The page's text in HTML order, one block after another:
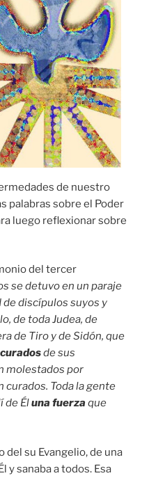
de nuestro
palabras sobre el Poder
luego reflexionar sobre
del tercer
se detuvo en un paraje
discípulos suyos y
de toda Judea, de
de Tiro y de Sidón, que
de sus
molestados por
Toda la gente
de Éluna fuerza que
del su Evangelio, de una
y sanaba a todos. Esa